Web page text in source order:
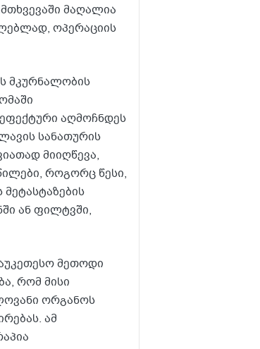
მაღალია
ოპერაციის
მკურნალობის
აღმოჩნდეს
სანათურის
მიიღწევა,
როგორც წესი,
ან ფილტვში,
მეთოდი
რომ მისი
ორგანოს
ამ